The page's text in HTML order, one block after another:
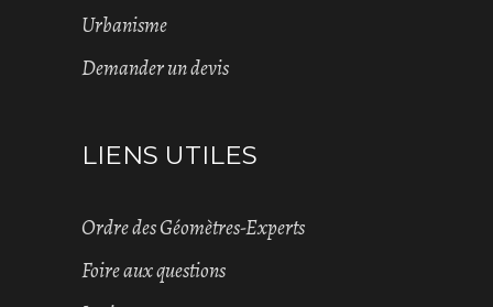
Urbanisme
Demander un devis
LIENS UTILES
Ordre des Géomètres-Experts
Foire aux questions